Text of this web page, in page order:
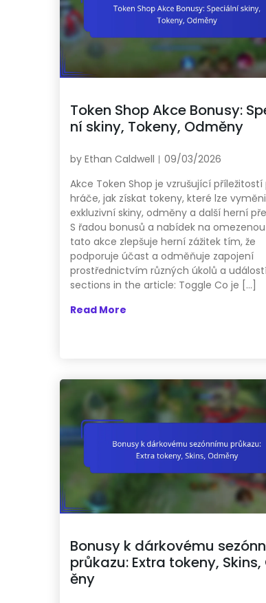
Token Shop Akce Bonusy:
ní skiny, Tokeny, Odměny
by Ethan Caldwell
09/03/2026
Akce Token Shop je vzrušující příležitostí
hráče, jak získat tokeny, které lze
exkluzivní skiny, odměny a další herní
S řadou bonusů a nabídek na
tato akce zlepšuje herní zážitek tím, že
podporuje účast a odměňuje zapojení
prostřednictvím různých úkolů a
sections in the article: Toggle Co je […]
Read More
Bonusy k dárkovému
průkazu: Extra tokeny,
ěny